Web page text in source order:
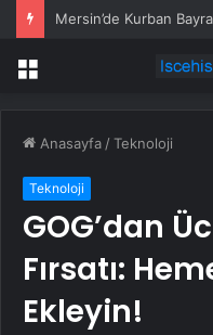
Mersin’de Kurban
Menü
Anasayfa /Teknoloji
Teknoloji
GOG’dan
Fırsatı:
Ekleyin!